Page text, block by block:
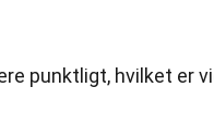
punktligt, hvilket er